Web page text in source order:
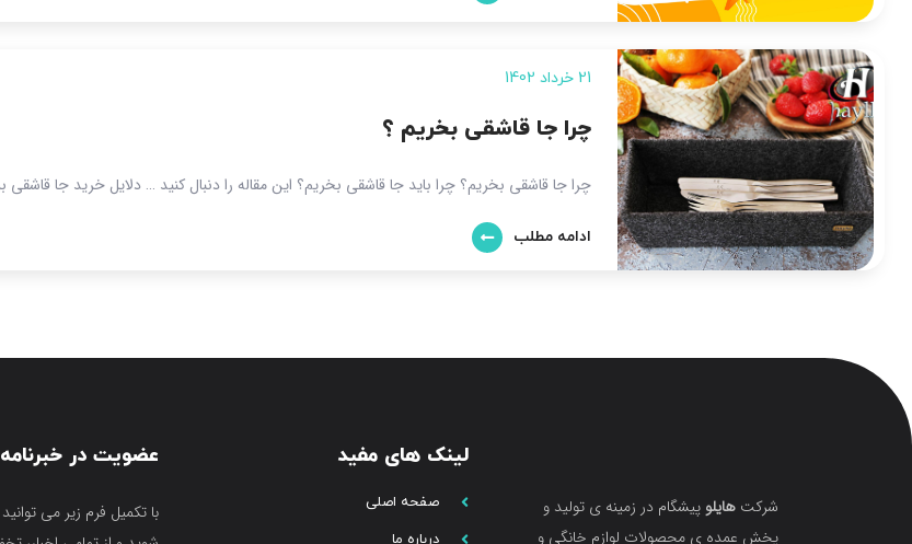
21 خرداد 1402
چرا جا قاشقی بخریم ؟
چرا جا قاشقی بخریم؟ چرا باید جا قاشقی بخریم؟ این مقاله را دنبال کنید … دلایل خرید جا قاشقی
ادامه مطلب
شرکت هایلو پیشگام در زمینه ی تولید و
پخش عمده ی محصولات لوازم خانگی و
لینک های مفید
صفحه اصلی
درباره ما
عضویت در خبرنامه
با تکمیل فرم زیر می